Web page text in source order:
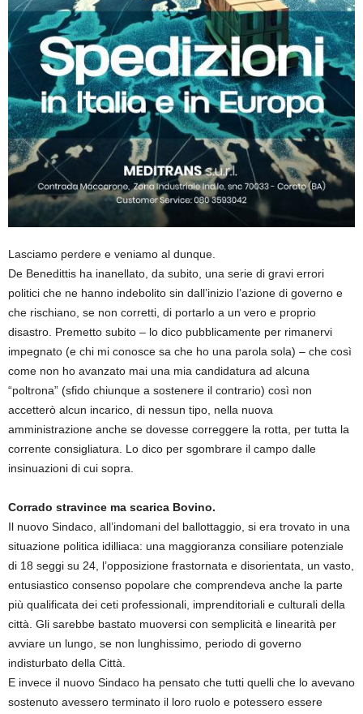
Lasciamo perdere e veniamo al dunque.
De Benedittis ha inanellato, da subito, una serie di gravi errori
politici che ne hanno indebolito sin dall’inizio l’azione di governo e
che rischiano, se non corretti, di portarlo a un vero e proprio
disastro. Premetto subito – lo dico pubblicamente per rimanervi
impegnato (e chi mi conosce sa che ho una parola sola) – che così
come non ho avanzato mai una mia candidatura ad alcuna
“poltrona” (sfido chiunque a sostenere il contrario) così non
accetterò alcun incarico, di nessun tipo, nella nuova
amministrazione anche se dovesse correggere la rotta, per tutta la
corrente consigliatura. Lo dico per sgombrare il campo dalle
insinuazioni di cui sopra.
Corrado stravince ma scarica Bovino.
Il nuovo Sindaco, all’indomani del ballottaggio, si era trovato in una
situazione politica idilliaca: una maggioranza consiliare potenziale
di 18 seggi su 24, l’opposizione frastornata e disorientata, un vasto,
entusiastico consenso popolare che comprendeva anche la parte
più qualificata dei ceti professionali, imprenditoriali e culturali della
città. Gli sarebbe bastato muoversi con semplicità e linearità per
avviare un lungo, se non lunghissimo, periodo di governo
indisturbato della Città.
E invece il nuovo Sindaco ha pensato che tutti quelli che lo avevano
sostenuto avessero terminato il loro ruolo e potessero essere